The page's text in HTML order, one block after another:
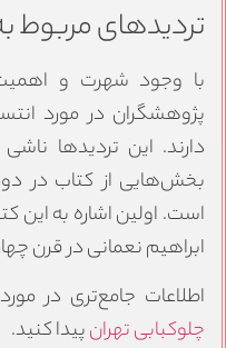
تردیدهای مربوط
با وجود شهرت و
پژوهشگران در مورد
دارند. این تردیدها
بخش‌هایی از کتاب در
است. اولین اشاره به این
ابراهیم نعمانی در قرن
اطلاعات جامع‌تری در
چلوکبابی تهرانپیدا کنید.